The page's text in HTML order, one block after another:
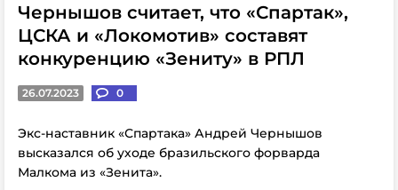
Чернышов считает, что «Спартак»,
ЦСКА и «Локомотив» составят
конкуренцию «Зениту» в РПЛ
26.07.2023 0
Экс-наставник «Спартака» Андрей Чернышов
высказался об уходе бразильского форварда
Малкома из «Зенита».